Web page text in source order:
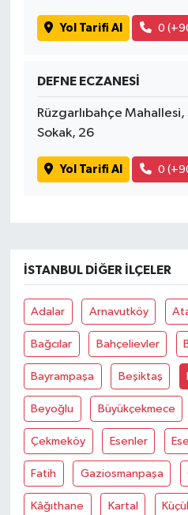
Yol Tarifi Al 0
DEFNE ECZANESİ
Rüzgarlıbahçe Mahallesi,
Sokak, 26
Yol Tarifi Al 0
İSTANBUL DIĞER İLÇELER
Adalar Arnavutköy
Bağcılar Bahçelievler
Bayrampaşa Beşiktaş
Beyoğlu Büyükçekmece
Çekmeköy Esenler
Fatih Gaziosmanpaşa
Kâğıthane Kartal